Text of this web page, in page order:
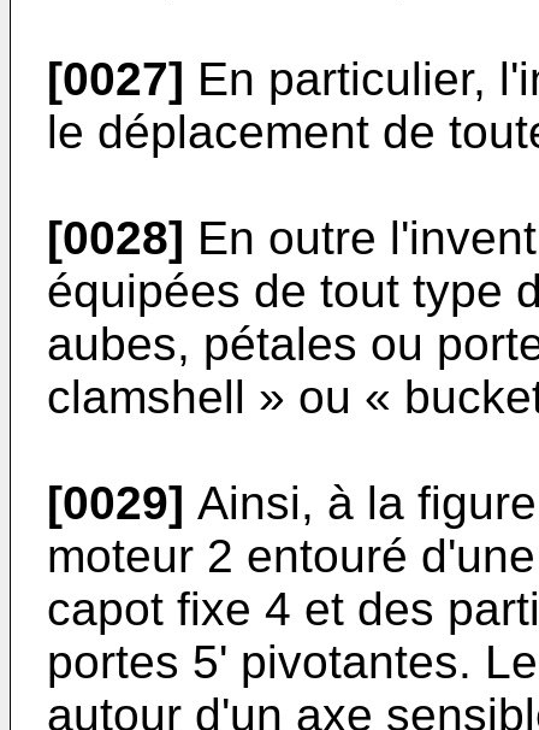
[0027] En particulier,
le déplacement de
[0028] En outre
équipées de tout type
aubes, pétales ou
clamshell » ou «
[0029] Ainsi, à la
moteur 2 entouré
capot fixe 4 et des
portes 5' pivotantes.
autour d'un axe